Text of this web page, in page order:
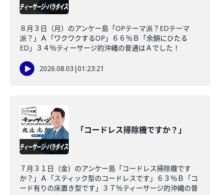
８月３日（月）のアンケー島「OPテーマ派？EDテーマ
派？」Ａ「ワクワクするOP」６６％Ｂ「余韻にひたる
ED」３４％ティーサージ的沖縄の普通はＡでした！
2026.08.03 |01:23:21
「コードレス掃除機ですか？」
７月３１日（金）のアンケー島「コードレス掃除機です
か？」Ａ「スティック型のコードレスです」６３％Ｂ「コ
ード有りの床置き型です」３７％ティーサージ的沖縄の普